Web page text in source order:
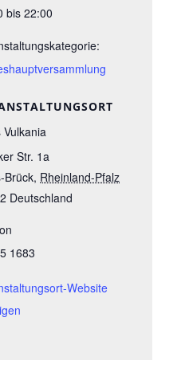
bis 22:00
Vulkania
Str. 1a
Brück, Rheinland-Pfalz
Deutschland
1683
Website